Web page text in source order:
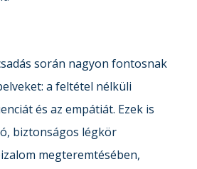
során nagyon fontosnak
a feltétel nélküli
és az empátiát. Ezek is
biztonságos légkör
megteremtésében,